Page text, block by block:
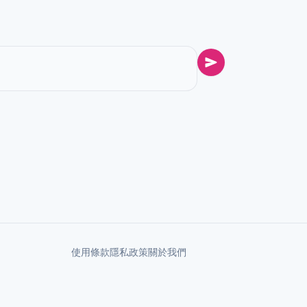
使用條款隱私政策關於我們